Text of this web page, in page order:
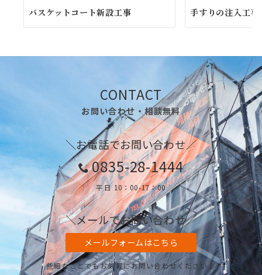
バスケットコート新設工事 手すりの注入工事
CONTACT
お問い合わせ・相談無料
＼お電話でお問い合わせ／
0835-28-1444
平日 10：00-17：00
＼メールでお問い合わせ／
メールフォームはこちら
些細なことでもお気軽にお問い合わせください♪